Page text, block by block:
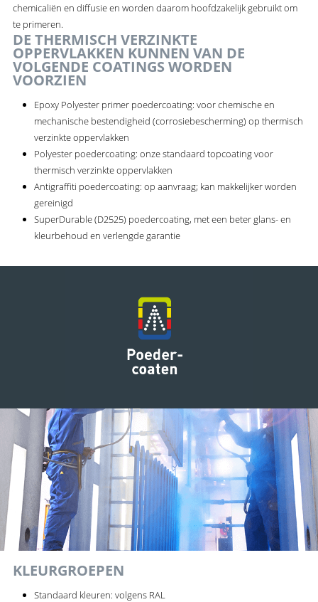
chemicaliën en diffusie en worden daarom hoofdzakelijk gebruikt om
te primeren.
DE THERMISCH VERZINKTE
OPPERVLAKKEN KUNNEN VAN DE
VOLGENDE COATINGS WORDEN
VOORZIEN
Epoxy Polyester primer poedercoating: voor chemische en
mechanische bestendigheid (corrosiebescherming) op thermisch
verzinkte oppervlakken
Polyester poedercoating: onze standaard topcoating voor
thermisch verzinkte oppervlakken
Antigraffiti poedercoating: op aanvraag; kan makkelijker worden
gereinigd
SuperDurable (D2525) poedercoating, met een beter glans- en
kleurbehoud en verlengde garantie
KLEURGROEPEN
Standaard kleuren: volgens RAL